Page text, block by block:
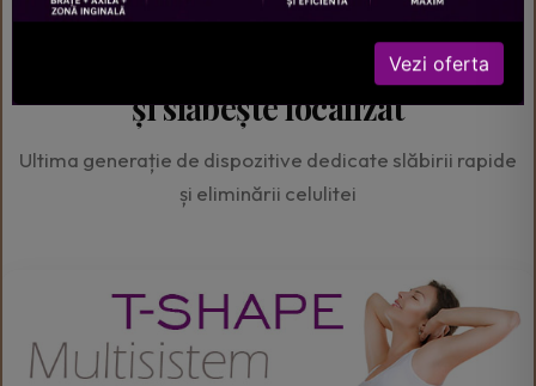
CE ESTE T-SHAPE
Combate celulita până la gradul 4
și slăbește localizat
Ultima generație de dispozitive dedicate slăbirii rapide
și eliminării celulitei
Vezi oferta